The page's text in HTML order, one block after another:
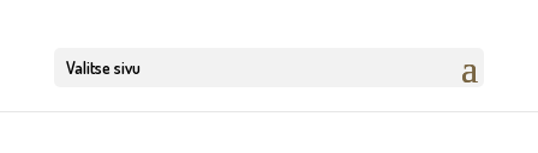
Valitse sivu